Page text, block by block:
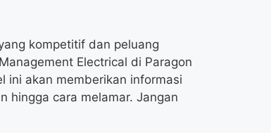
kompetitif dan peluang
Electrical di Paragon
ini akan memberikan informasi
hingga cara melamar. Jangan